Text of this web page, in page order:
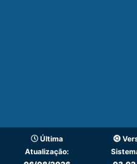
Última
Atualização: